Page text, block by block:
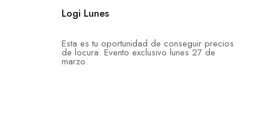
Logi Lunes
Esta es tu oportunidad de conseguir precios
de locura. Evento exclusivo lunes 27 de
marzo.